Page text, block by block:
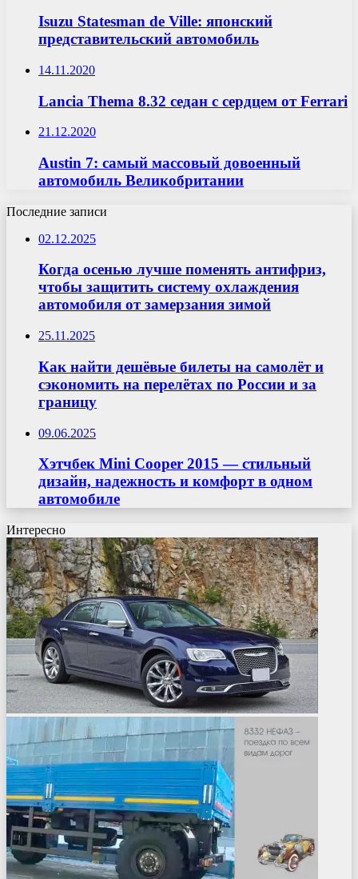
Isuzu Statesman de Ville: японский
представительский автомобиль
14.11.2020
Lancia Thema 8.32 седан с сердцем от Ferrari
21.12.2020
Austin 7: самый массовый довоенный
автомобиль Великобритании
Последние записи
02.12.2025
Когда осенью лучше поменять антифриз,
чтобы защитить систему охлаждения
автомобиля от замерзания зимой
25.11.2025
Как найти дешёвые билеты на самолёт и
сэкономить на перелётах по России и за
границу
09.06.2025
Хэтчбек Mini Cooper 2015 — стильный
дизайн, надежность и комфорт в одном
автомобиле
Интересно